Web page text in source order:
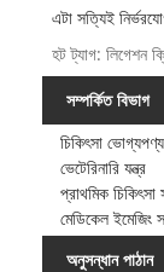
এটা সত্যিই
হট ট্যাগ: লিগেশন
সম্পর্কিত বিভাগ
চিকিৎসা ভোগ্যপণ্য
ভেটেরিনারি যন্ত্র
প্রাথমিক চিকিৎসা
মেডিকেল ইমেজিং
অনুসন্ধান পাঠান